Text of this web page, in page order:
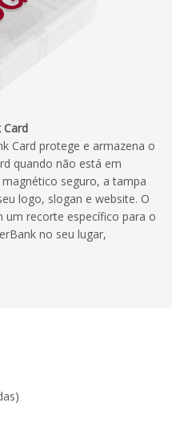
Card
Card protege e armazena o
quando não está em
seguro, a tampa
logo, slogan e website. O
recorte específico para o
no seu lugar,